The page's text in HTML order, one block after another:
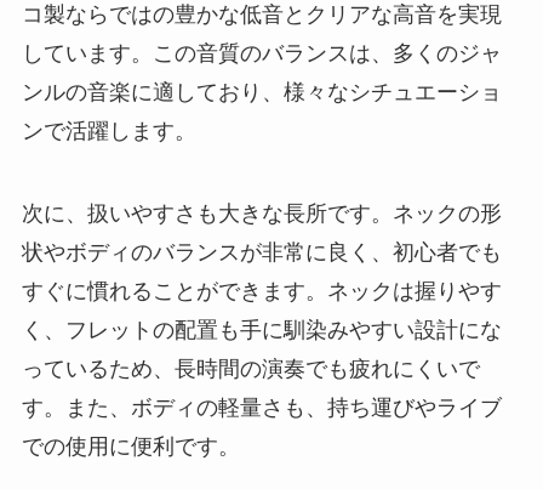
コ製ならではの豊かな低音とクリアな高音を実現
しています。この音質のバランスは、多くのジャ
ンルの音楽に適しており、様々なシチュエーショ
ンで活躍します。
次に、扱いやすさも大きな長所です。ネックの形
状やボディのバランスが非常に良く、初心者でも
すぐに慣れることができます。ネックは握りやす
く、フレットの配置も手に馴染みやすい設計にな
っているため、長時間の演奏でも疲れにくいで
す。また、ボディの軽量さも、持ち運びやライブ
での使用に便利です。